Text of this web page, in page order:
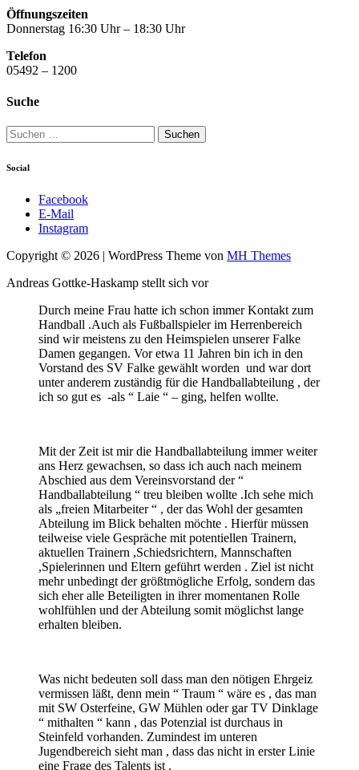
Öffnungszeiten
Donnerstag 16:30 Uhr – 18:30 Uhr
Telefon
05492 – 1200
Suche
Suchen
nach:
Social
Facebook
E-Mail
Instagram
Copyright © 2026 | WordPress Theme von MH Themes
Andreas Gottke-Haskamp stellt sich vor
Durch meine Frau hatte ich schon immer Kontakt zum
Handball .Auch als Fußballspieler im Herrenbereich
sind wir meistens zu den Heimspielen unserer Falke
Damen gegangen. Vor etwa 11 Jahren bin ich in den
Vorstand des SV Falke gewählt worden und war dort
unter anderem zuständig für die Handballabteilung , der
ich so gut es -als “ Laie “ – ging, helfen wollte.
Mit der Zeit ist mir die Handballabteilung immer weiter
ans Herz gewachsen, so dass ich auch nach meinem
Abschied aus dem Vereinsvorstand der “
Handballabteilung “ treu bleiben wollte .Ich sehe mich
als „freien Mitarbeiter “ , der das Wohl der gesamten
Abteilung im Blick behalten möchte . Hierfür müssen
teilweise viele Gespräche mit potentiellen Trainern,
aktuellen Trainern ,Schiedsrichtern, Mannschaften
,Spielerinnen und Eltern geführt werden . Ziel ist nicht
mehr unbedingt der größtmögliche Erfolg, sondern das
sich eher alle Beteiligten in ihrer momentanen Rolle
wohlfühlen und der Abteilung somit möglichst lange
erhalten bleiben.
Was nicht bedeuten soll dass man den nötigen Ehrgeiz
vermissen läßt, denn mein “ Traum “ wäre es , das man
mit SW Osterfeine, GW Mühlen oder gar TV Dinklage
“ mithalten “ kann , das Potenzial ist durchaus in
Steinfeld vorhanden. Zumindest im unteren
Jugendbereich sieht man , dass das nicht in erster Linie
eine Frage des Talents ist .